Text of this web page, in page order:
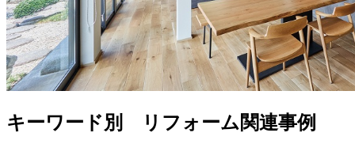
キーワード別 リフォーム関連事例